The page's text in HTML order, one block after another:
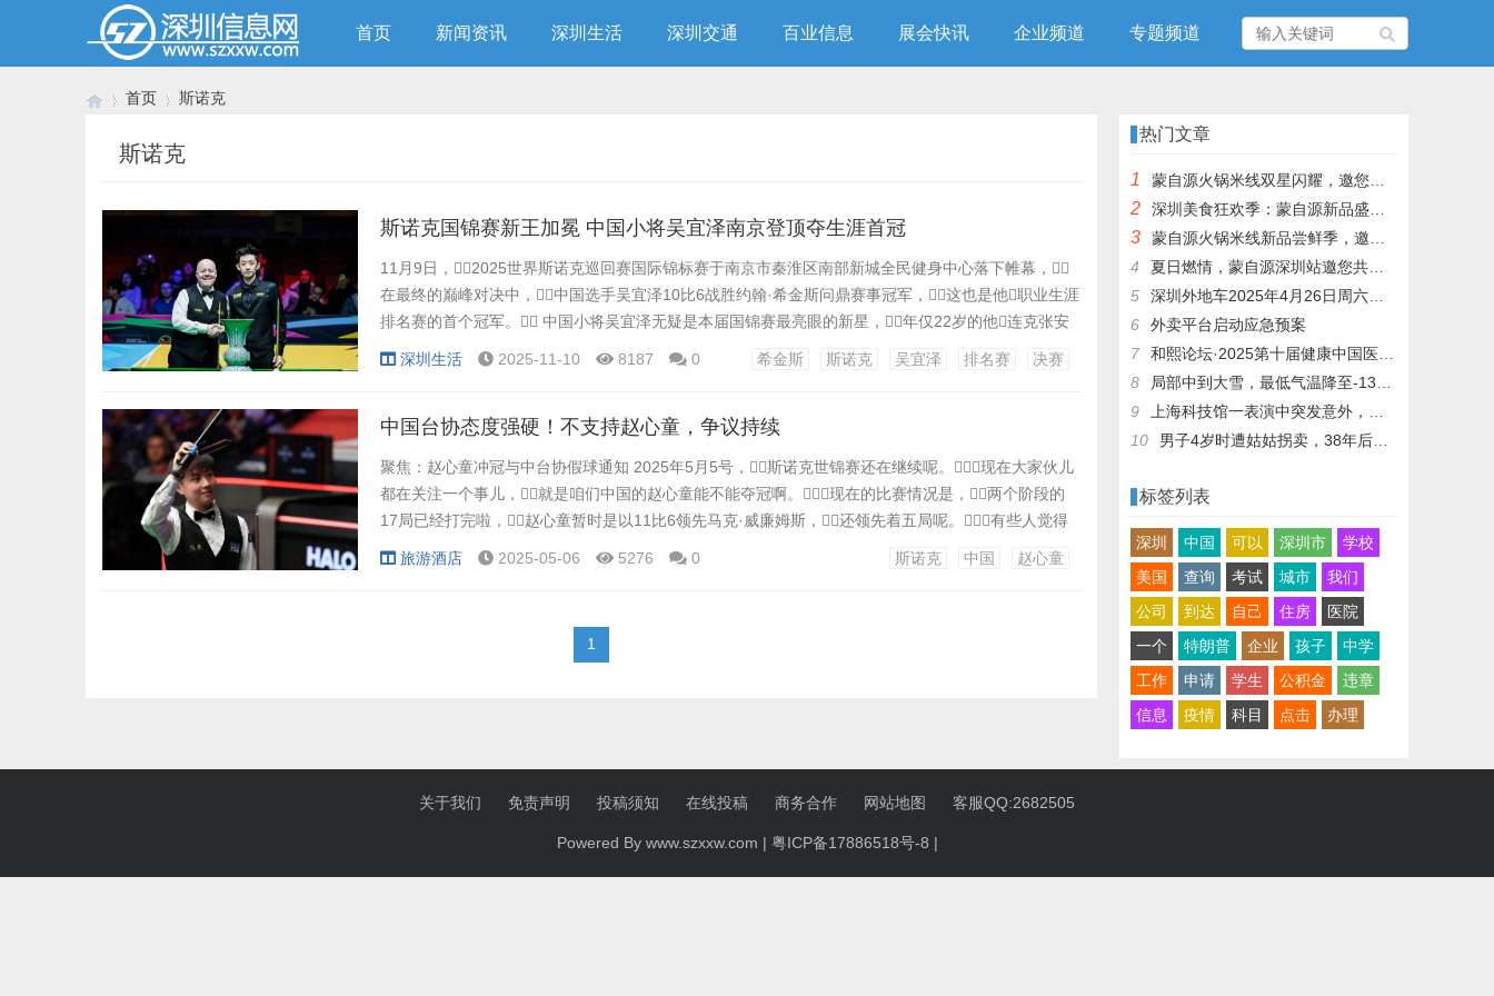
首页 新闻资讯 深圳生活 深圳交通 百业信息 展会快讯 企业频道 专题频道
首页 斯诺克
斯诺克
斯诺克国锦赛新王加冕 中国小将吴宜泽南京登顶夺生涯首冠
11月9日，2025世界斯诺克巡回赛国际锦标赛于南京市秦淮区南部新城全民健身中心落下帷幕，
在最终的巅峰对决中，中国选手吴宜泽10比6战胜约翰·希金斯问鼎赛事冠军，这也是他职业生涯
排名赛的首个冠军。 中国小将吴宜泽无疑是本届国锦赛最亮眼的新星，年仅22岁的他连克张安
达、特鲁姆普、巴里・霍金斯、赵心童等四位TOP16的顶尖高手。对手风格迥异，能在如此密集
深圳生活 2025-11-10 8187 0 希金斯 斯诺克 吴宜泽 排名赛 决赛
中国台协态度强硬！不支持赵心童，争议持续
聚焦：赵心童冲冠与中台协假球通知 2025年5月5号，斯诺克世锦赛还在继续呢。现在大家伙儿
都在关注一个事儿，就是咱们中国的赵心童能不能夺冠啊。现在的比赛情况是，两个阶段的
17局已经打完啦，赵心童暂时是以11比6领先马克·威廉姆斯，还领先着五局呢。有些人觉得
他可能很快就能结束战斗了，提前一个阶段就分出胜负了。 不过呢，这段时间中台协的
旅游酒店 2025-05-06 5276 0 斯诺克 中国 赵心童
1
热门文章
1 蒙自源火锅米线双星闪耀，邀您共享辣爽夏日盛宴！
2 深圳美食狂欢季：蒙自源新品盛宴邀您品尝
3
蒙自源火锅米线新品尝鲜季，邀您共享味蕾盛宴！
4
夏日燃情，蒙自源深圳站邀您共赴美食盛宴！
5
深圳外地车2025年4月26日周六限行吗
6
外卖平台启动应急预案
7
和熙论坛·2025第十届健康中国医药连锁发展论坛在泰州举办
8
局部中到大雪，最低气温降至-13℃，济南今冬的第一场雪，或跟去年同一时间！
9
上海科技馆一表演中突发意外，机器人从高处坠落摔毁
10
男子4岁时遭姑姑拐卖，38年后终回家认亲！聋哑父母苦寻多年，母亲已抱憾离世丨红星寻人
标签列表
深圳 中国 可以 深圳市
学校
美国
查询 考试 城市
我们
公司
到达 自己 住房
医院
一个
特朗普 企业 孩子
中学
工作
申请 学生 公积金
违章
信息
疫情 科目 点击 办理
关于我们 免责声明 投稿须知 在线投稿 商务合作 网站地图 客服QQ:2682505
Powered By www.szxxw.com | 粤ICP备17886518号-8 |